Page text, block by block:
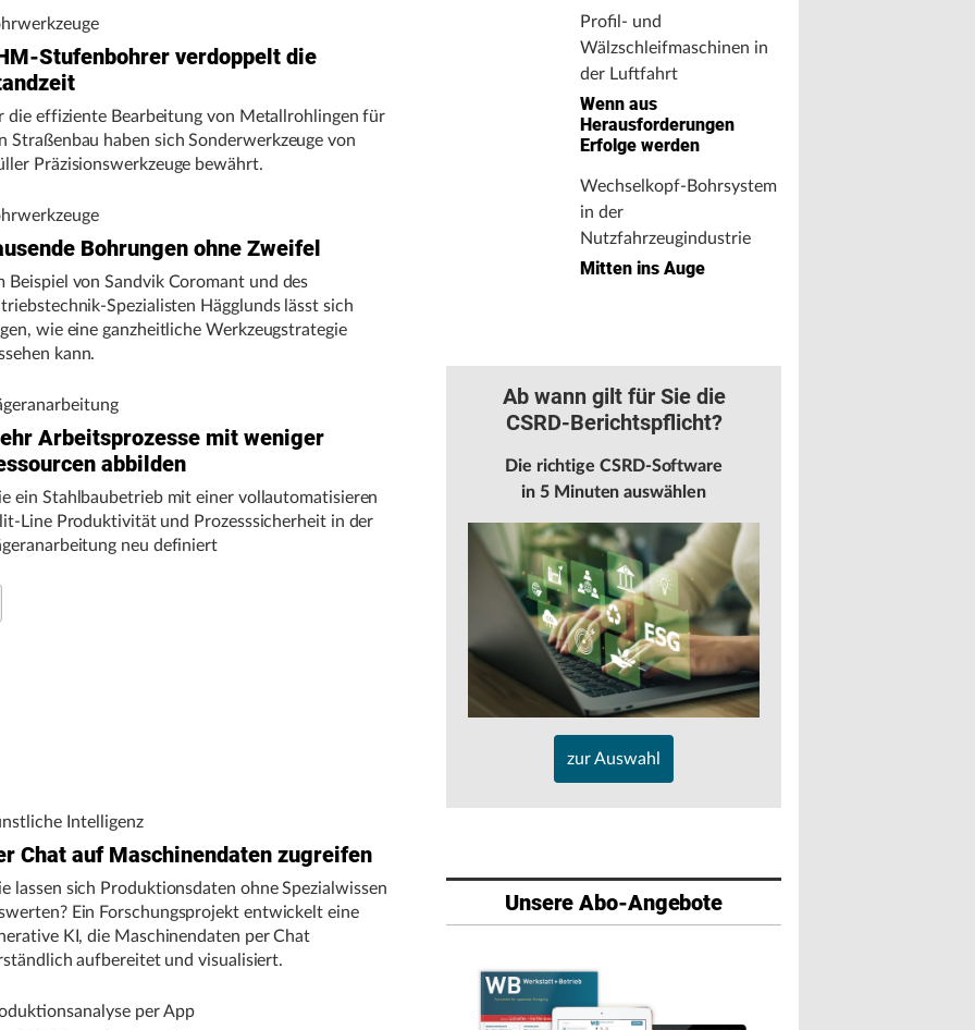
Stufenbohrer verdoppelt die
die effiziente Bearbeitung von Metallrohlingen für
Straßenbau haben sich Sonderwerkzeuge von
Präzisionswerkzeuge bewährt.
Bohrungen ohne Zweifel
Beispiel von Sandvik Coromant und des
Spezialisten Hägglunds lässt sich
wie eine ganzheitliche Werkzeugstrategie
kann.
Arbeitsprozesse mit weniger
abbilden
ein Stahlbaubetrieb mit einer vollautomatisieren
Line Produktivität und Prozesssicherheit in der
neu definiert
Intelligenz
Chat auf Maschinendaten zugreifen
lassen sich Produktionsdaten ohne Spezialwissen
Ein Forschungsprojekt entwickelt eine
KI, die Maschinendaten per Chat
aufbereitet und visualisiert.
per App
Profil- und
Wälzschleifmaschinen in
der Luftfahrt
Wenn aus
Herausforderungen
Erfolge werden
Wechselkopf-Bohrsystem
in der
Nutzfahrzeugindustrie
Mitten ins Auge
Ab wann gilt für Sie die
CSRD-Berichtspflicht?
Die richtige CSRD-Software
in 5 Minuten auswählen
zur Auswahl
Unsere Abo-Angebote